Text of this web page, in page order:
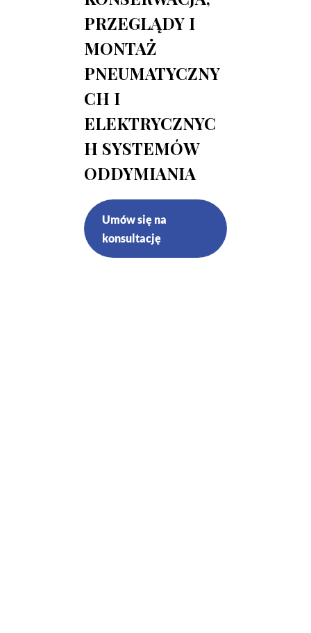
PRZEGLĄDY I
MONTAŻ
PNEUMATYCZNY
CH I
ELEKTRYCZNYC
H SYSTEMÓW
ODDYMIANIA
Umów się na
konsultację